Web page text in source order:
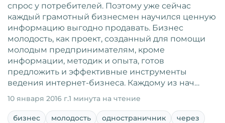
спрос у потребителей. Поэтому уже сейчас
каждый грамотный бизнесмен научился ценную
информацию выгодно продавать. Бизнес
молодость, как проект, созданный для помощи
молодым предпринимателям, кроме
информации, методик и опыта, готов
предложить и эффективные инструменты
ведения интернет-бизнеса. Каждому из нач…
10 января 2016 г.1 минута на чтение
бизнес молодость одностраничник через